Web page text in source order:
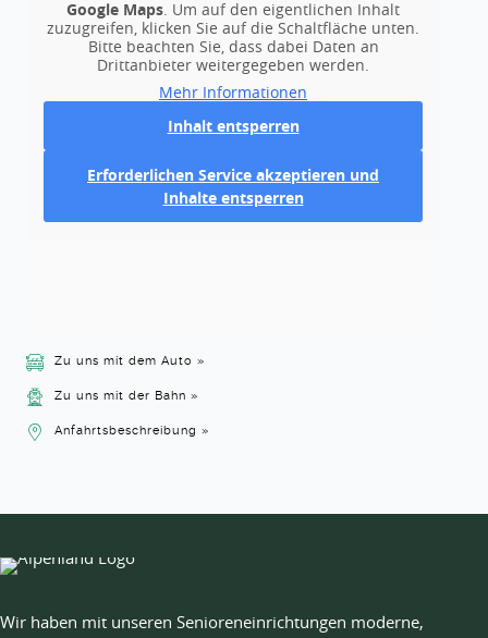
Google Maps . Um auf den eigentlichen Inhalt
zuzugreifen, klicken Sie auf die Schaltfläche unten.
Bitte beachten Sie, dass dabei Daten an
Drittanbieter weitergegeben werden.
Mehr Informationen
Inhalt entsperren
Erforderlichen Service akzeptieren und
Inhalte entsperren
Zu uns mit dem Auto »
Zu uns mit der Bahn »
Anfahrtsbeschreibung »
Wir haben mit unseren Senioreneinrichtungen moderne,